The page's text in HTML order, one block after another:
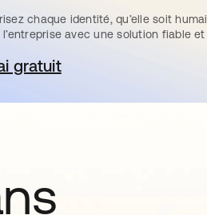
chaque identité, qu’elle soit
avec une solution fiable
gratuit
s’ouvre dans un nouvel